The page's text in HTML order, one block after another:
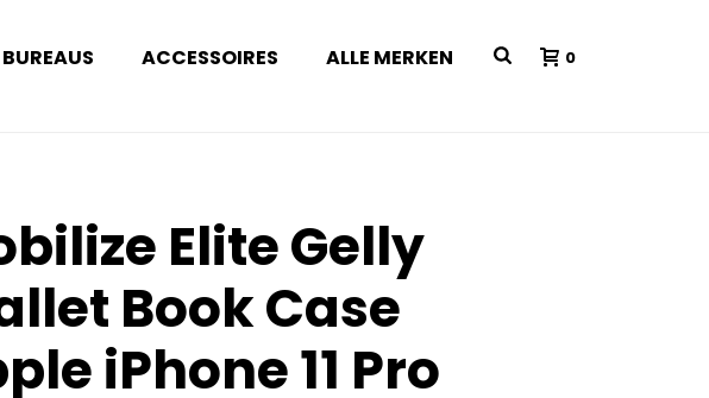
ACCESSOIRES ALLE MERKEN 0
Elite Gelly
Book Case
iPhone 11 Pro